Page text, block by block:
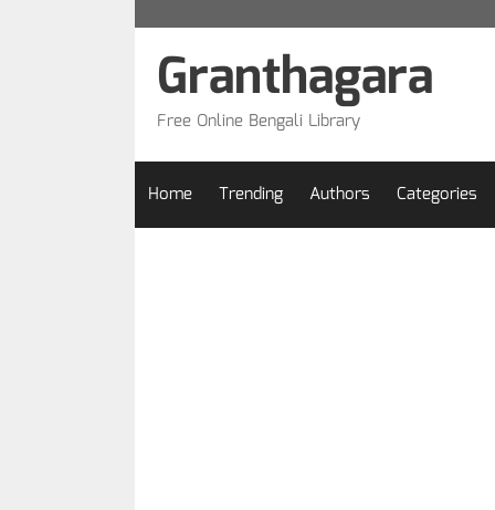
Granthagara
Free Online Bengali Library
Home Trending Authors Categories